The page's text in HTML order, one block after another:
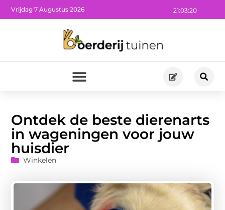
21:03:21
Vrijdag 7 Augustus 2026
Ontdek de beste dierenarts
in wageningen voor jouw
huisdier
Winkelen